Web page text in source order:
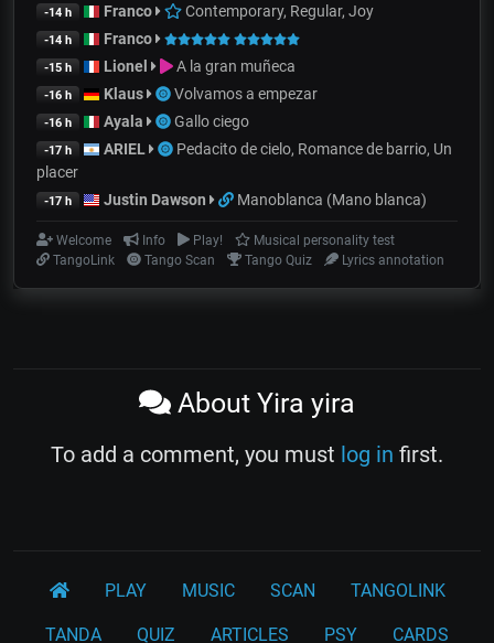
-14 h Franco Contemporary, Regular, Joy
-14 h Franco
-15 h Lionel A la gran muñeca
-16 h Klaus Volvamos a empezar
-16 h Ayala Gallo ciego
-17 h ARIEL
Pedacito de cielo, Romance de barrio, Un
placer
-17 h Justin Dawson Manoblanca (Mano blanca)
Welcome Info Play!
Musical personality test
TangoLink
Tango Scan Tango Quiz Lyrics annotation
About Yira yira
To add a comment, you must log in first.
PLAY MUSIC SCAN TANGOLINK
TANDA QUIZ ARTICLES PSY CARDS